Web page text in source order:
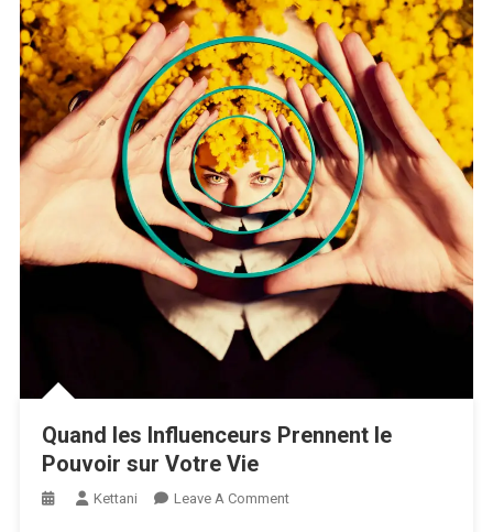
Quand les Influenceurs Prennent le
Pouvoir sur Votre Vie
Kettani Leave A CommentOn